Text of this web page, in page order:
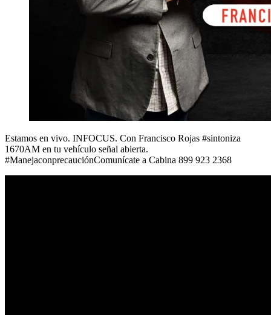
Estamos en vivo. INFOCUS. Con Francisco Rojas #sintoniza
1670AM en tu vehículo señal abierta.
#ManejaconprecauciónComunícate a Cabina 899 923 2368